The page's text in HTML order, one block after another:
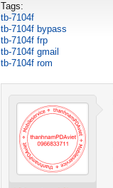
Tags:
tb-7104f
tb-7104f bypass
tb-7104f frp
tb-7104f gmail
tb-7104f rom